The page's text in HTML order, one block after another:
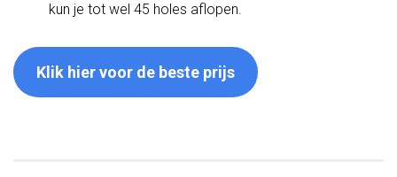
kun je tot wel 45 holes aflopen.
Klik hier voor de beste prijs